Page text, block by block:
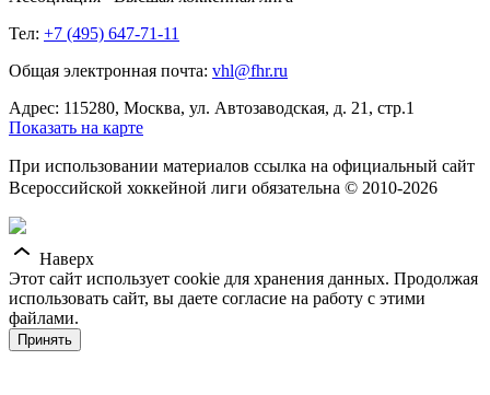
Тел: +7 (495) 647-71-11
Общая электронная почта: vhl@fhr.ru
Адрес: 115280, Москва, ул. Автозаводская, д. 21, стр.1
Показать на карте
При использовании материалов ссылка на официальный сайт
Всероссийской хоккейной лиги обязательна © 2010-2026
Наверх
Этот сайт использует cookie для хранения данных. Продолжая
использовать сайт, вы даете согласие на работу с этими
файлами.
Принять